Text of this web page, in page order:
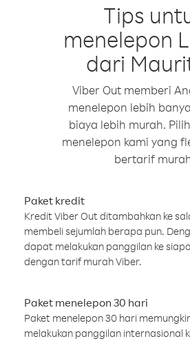
Tips
menelepon
dari
Viber Out memberi
menelepon lebih
biaya lebih murah.
menelepon kami yang
bertarif
Paket kredit
Kredit Viber Out ditambahkan ke
membeli sejumlah berapa pun.
dapat melakukan panggilan ke
dengan tarif murah Viber.
Paket menelepon 30 hari
Paket menelepon 30 hari
melakukan panggilan internasional